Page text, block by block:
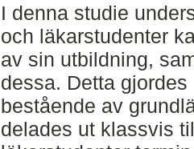
I denna studie
och läkarstudenter
av sin utbildning,
dessa. Detta
bestående av
delades ut klassvis